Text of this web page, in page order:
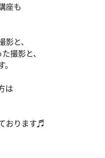
座も
と、
撮影と、
は
おります♬